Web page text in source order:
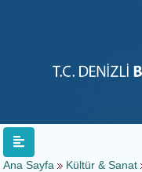
Ana Sayfa Kültür & Sanat